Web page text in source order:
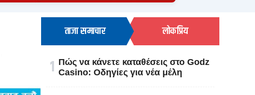
ताजा समाचार लोकप्रिय
१ Πώς να κάνετε καταθέσεις στο Godz
Casino: Οδηγίες για νέα μέλη